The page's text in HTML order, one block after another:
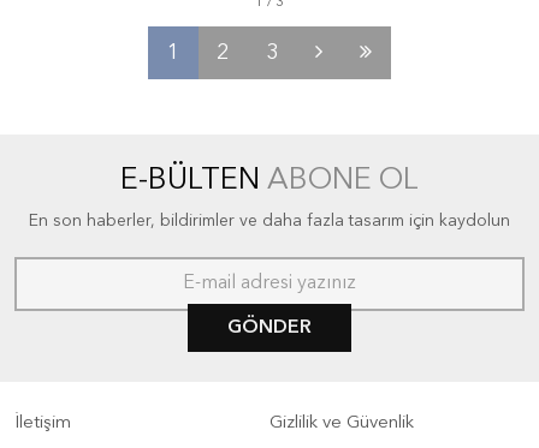
1 2 3
E-BÜLTEN ABONE OL
En son haberler, bildirimler ve daha fazla tasarım için kaydolun
GÖNDER
İletişim Gizlilik ve Güvenlik